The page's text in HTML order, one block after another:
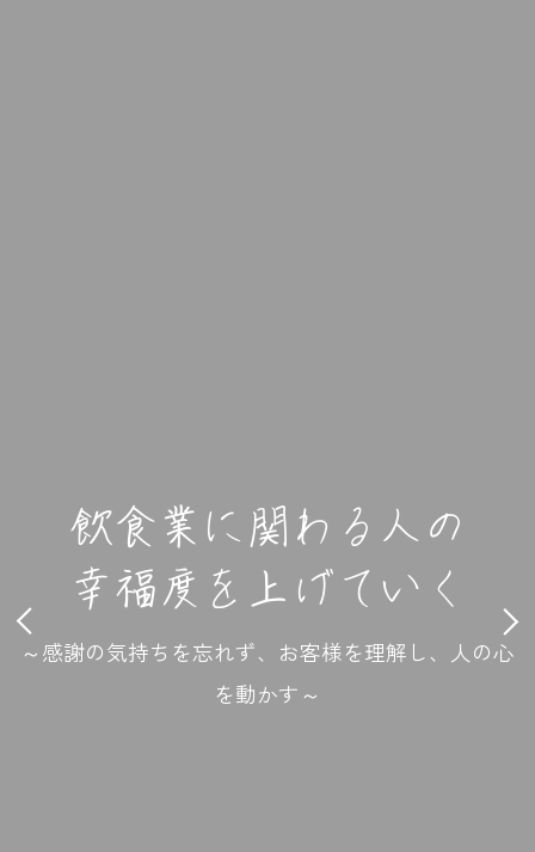
飲食業に関わる人の
幸福度を上げていく
～感謝の気持ちを忘れず、お客様を理解し、人の心
を動かす～
飲食業に関わる人の
幸福度を上げていく
～感謝の気持ちを忘れず、お客様を理解し、人の心
を動かす～
飲食業に関わる人の
幸福度を上げていく
～感謝の気持ちを忘れず、お客様を理解し、人の心
を動かす～
飲食業に関わる人の
幸福度を上げていく
～感謝の気持ちを忘れず、お客様を理解し、人の心
を動かす～
飲食業に関わる人の
幸福度を上げていく
～感謝の気持ちを忘れず、お客様を理解し、人の心
を動かす～